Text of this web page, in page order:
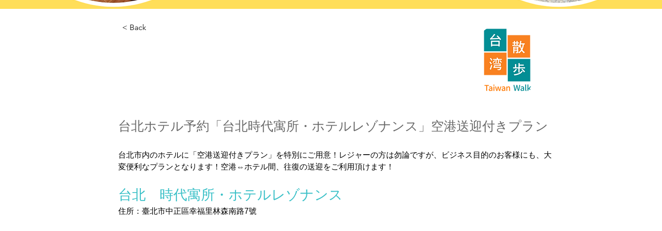
< Back
台北ホテル予約「台北時代寓所・ホテルレゾナンス」空港送迎付きプラン
台北市内のホテルに「空港送迎付きプラン」を特別にご用意！レジャーの方は勿論ですが、ビジネス目的のお客様にも、大
変便利なプランとなります！空港⇔ホテル間、往復の送迎をご利用頂けます！
台北　時代寓所・ホテルレゾナンス
住所：臺北市中正區幸福里林森南路7號